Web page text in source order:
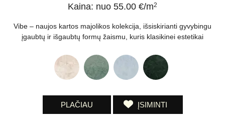
Kaina: nuo 55.00 €/m2
Vibe – naujos kartos majolikos kolekcija, išsiskirianti gyvybingu
įgaubtų ir išgaubtų formų žaismu, kuris klasikinei estetikai
PLAČIAU ĮSIMINTI